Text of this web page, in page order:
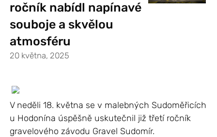
ročník nabídl napínavé
souboje a skvělou
atmosféru
20 května, 2025
V neděli 18. května se v malebných Sudoměřicích
u Hodonína úspěšně uskutečnil již třetí ročník
gravelového závodu Gravel Sudomír.